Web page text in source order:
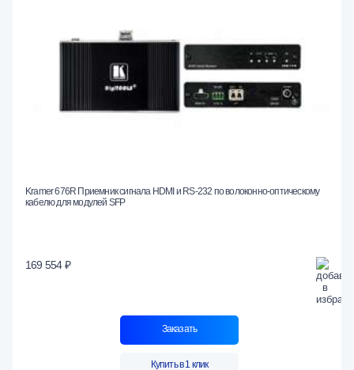
Kramer 676R Приемник сигнала HDMI и RS-232 по волоконно-оптическому
кабелю для модулей SFP
169 554 ₽
Заказать
Купить в 1 клик